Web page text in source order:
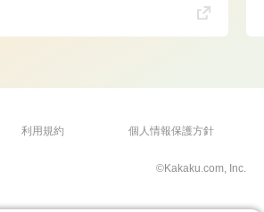
利用規約 個人情報保護方針
©Kakaku.com, Inc.